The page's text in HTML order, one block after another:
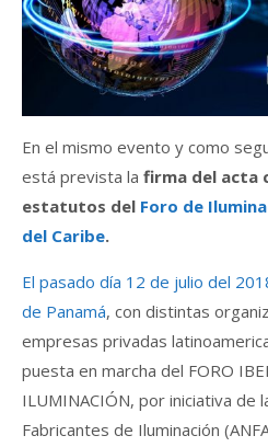
En el mismo evento y como
está prevista la firma del acta
estatutos del Foro de
del Caribe.
El pasado día 12 de julio del
de Panamá, con distintas
empresas privadas
puesta en marcha del FORO
ILUMINACIÓN, por iniciativa de
Fabricantes de Iluminación